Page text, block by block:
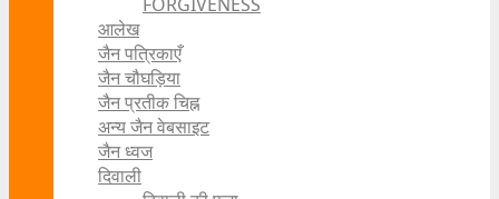
आलेख
जैन पत्रिकाएँ
जैन चौघड़िया
जैन प्रतीक चिह्न
अन्य जैन वेबसाइट
जैन ध्वज
दिवाली